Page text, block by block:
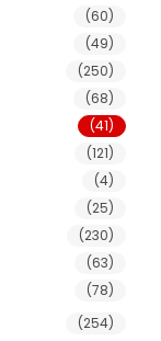
(60)
(49)
(250)
(68)
(41)
(121)
(4)
(25)
(230)
(63)
(78)
(254)